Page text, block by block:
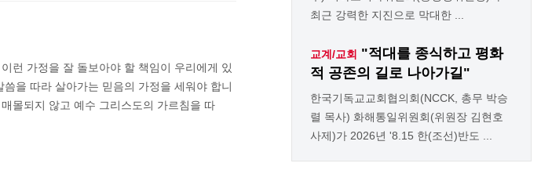
런 가정을 잘 돌보아야 할 책임이 우리에게 있
을 따라 살아가는 믿음의 가정을 세워야 합니
몰되지 않고 예수 그리스도의 가르침을 따
최근 강력한 지진으로 막대한 ...
교계/교회 "적대를 종식하고 평화
적 공존의 길로 나아가길"
한국기독교교회협의회(NCCK, 총무 박승
렬 목사) 화해통일위원회(위원장 김현호
사제)가 2026년 '8.15 한(조선)반도 ...